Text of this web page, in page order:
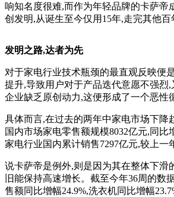
响知名度很难,而作为年轻品牌的卡萨帝
创发明,从诞生至今仅用15年,走完其他百
发明之路,达者为先
对于家电行业技术瓶颈的最直观反映便
提升,导致用户对于产品迭代意愿不强烈
企业缺乏原创动力,这便形成了一个恶性
具体而言,在过去的两年中家电市场下降
国内市场家电零售额规模8032亿元,同比
家电行业国内累计销售7297亿元,较上一
说卡萨帝是例外,则是因为其在整体下滑
旧能保持高速增长。截至今年36周的数
售额同比增幅24.9%,洗衣机同比增幅